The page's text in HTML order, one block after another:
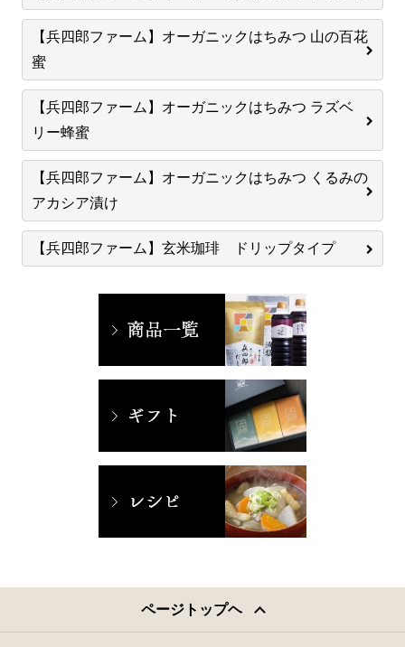
【兵四郎ファーム】オーガニックはちみつ 山の百花
蜜
【兵四郎ファーム】オーガニックはちみつ ラズベ
リー蜂蜜
【兵四郎ファーム】オーガニックはちみつ くるみの
アカシア漬け
【兵四郎ファーム】玄米珈琲 ドリップタイプ
ページトップヘ